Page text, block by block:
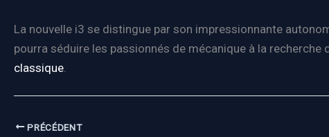
La nouvelle i3 se distingue par son impressionnante
pourra séduire les passionnés de mécanique à la
classique.
PRÉCÉDENT